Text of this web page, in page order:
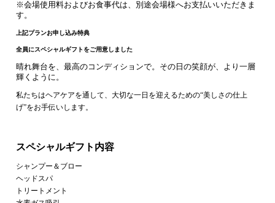
※会場使用料およびお食事代は、別途会場様へお支払いいただきま
す。
上記プランお申し込み特典
全員にスペシャルギフトをご用意しました
晴れ舞台を、最高のコンディションで。その日の笑顔が、より一層
輝くように。
私たちはヘアケアを通して、大切な一日を迎えるための“美しさの仕上
げ”をお手伝いします。
スペシャルギフト内容
シャンプー＆ブロー
ヘッドスパ
トリートメント